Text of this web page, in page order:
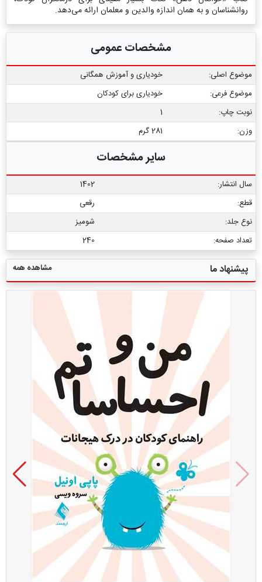
روانشناسان و به همان اندازه والدین و معلمان ارائه می‌دهد.
مشخصات عمومی
موضوع اصلی:
خودیاری و آموزش همگانی
موضوع فرعی:
خودیاری برای کودکان
نوبت چاپ:
1
وزن:
281 گرم
سایر مشخصات
سال انتشار:
1402
قطع:
رقعی
نوع جلد:
شومیز
تعداد صفحه:
240
پیشنهاد ما مشاهده همه